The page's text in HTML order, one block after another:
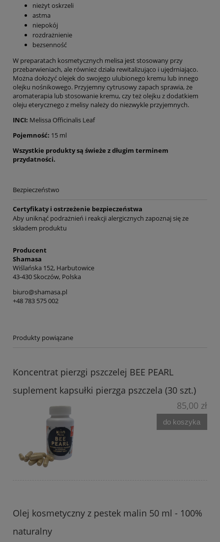
nieżyt oskrzeli
astma
niepokój
rozdrażnienie
bezsenność
W preparatach kosmetycznych melisa jest stosowany przy
przebarwieniach, ale również działa rewitalizująco i ujędrniająco.
Można dołożyć olejek do swojego ulubionego kremu lub innego
olejku nośnikowego. Przyjemny cytrusowy zapach sprawia, że
aromaterapia lub stosowanie kremu, czy też olejku z dodatkiem
oleju eterycznego z melisy należy do niezwykle przyjemnych.
INCI: Melissa Officinalis Leaf
Pojemność: 15 ml
Wszystkie produkty są świeże z długim terminem
przydatności.
Bezpieczeństwo
Certyfikaty i ostrzeżenie bezpieczeństwa
Aby uniknąć podrażnień i reakcji alergicznych zapoznaj się ze
składem produktu
Producent
Shamasa
Wiślańska 152, Harbutowice
43-430 Skoczów, Polska
biuro@shamasa.pl
+48 783 575 002
Produkty powiązane
Koncentrat pierzgi pszczelej BEE PEARL
suplement kapsułki pierzga pszczela (30 szt.)
85,00 zł
do koszyka
Olej kosmetyczny z pestek malin 50 ml - 100%
naturalny